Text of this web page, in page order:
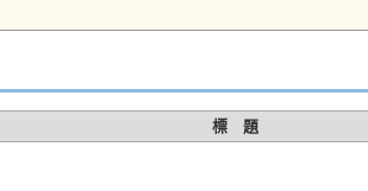
標 題